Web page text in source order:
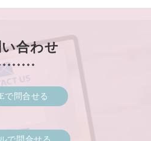
合わせ
で問合せる